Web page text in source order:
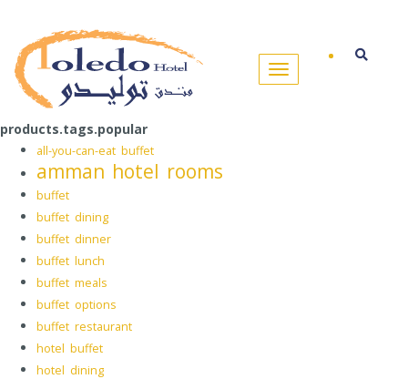
products.tags.popular
all-you-can-eat buffet
amman hotel rooms
buffet
buffet dining
buffet dinner
buffet lunch
buffet meals
buffet options
buffet restaurant
hotel buffet
hotel dining